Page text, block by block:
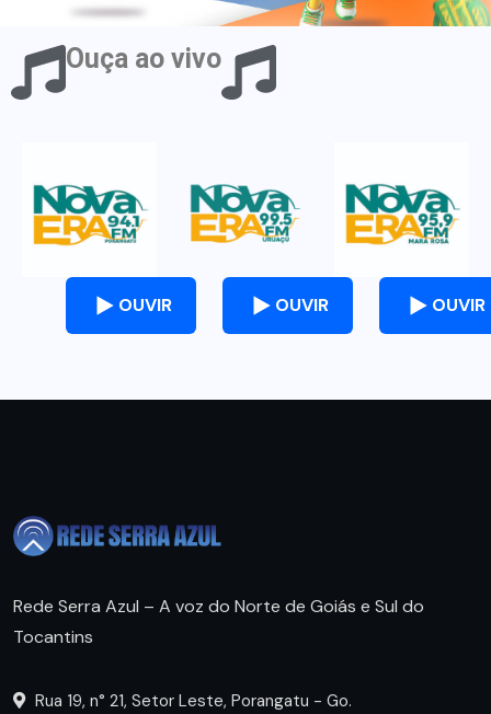
Ouça ao vivo
OUVIR OUVIR OUVIR
Rede Serra Azul – A voz do Norte de Goiás e Sul do
Tocantins
Rua 19, n° 21, Setor Leste, Porangatu - Go.